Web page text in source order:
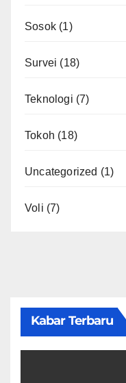
Sosok (1)
Survei (18)
Teknologi (7)
Tokoh (18)
Uncategorized (1)
Voli (7)
Kabar Terbaru